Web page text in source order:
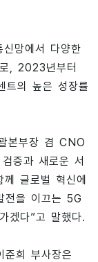
망에서 다양한
, 2023년부터
의 높은 성장률
본부장 겸 CNO
증과 새로운 서
글로벌 혁신에
전을 이끄는 5G
겠다”고 말했다.
준희 부사장은